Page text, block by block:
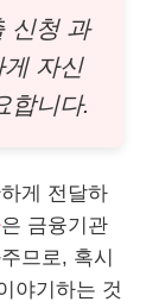
신청 과
자신
합니다.
게 전달하
은 금융기관
므로, 혹시
야기하는 것